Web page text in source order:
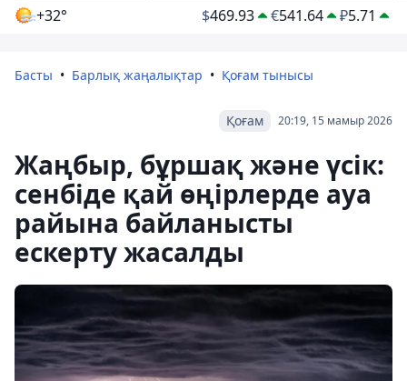
+32° $469.93 €541.64 ₽5.71
Басты Барлық жаңалықтар Қоғам тынысы
20:19, 15 мамыр 2026
Қоғам
Жаңбыр, бұршақ және үсік:
сенбіде қай өңірлерде ауа
райына байланысты
ескерту жасалды